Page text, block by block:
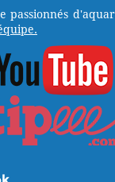
passionnés